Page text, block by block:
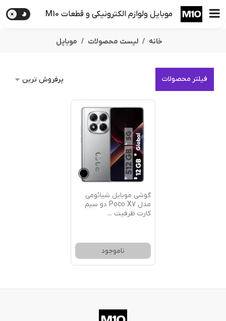
موبایل ولوازم الکترونیکی و قطعات M10
خانه لیست محصولات موبایل
فیلتر محصولات
گوشی موبایل شیائومی
مدل Poco X7 دو سیم
کارت ظرفیت ...
ناموجود